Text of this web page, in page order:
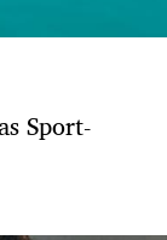
Sport-